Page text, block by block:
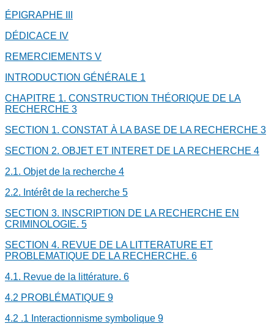
ÉPIGRAPHE
DÉDICACE IV
REMERCIEMENTS V
INTRODUCTION GÉNÉRALE 1
CHAPITRE 1. CONSTRUCTION THÉORIQUE DE LA
RECHERCHE 3
SECTION 1. CONSTAT À LA BASE DE LA RECHERCHE 3
SECTION 2. OBJET ET INTERET DE LA RECHERCHE 4
2.1. Objet de la recherche 4
2.2. Intérêt de la recherche 5
SECTION 3. INSCRIPTION DE LA RECHERCHE EN
CRIMINOLOGIE. 5
SECTION 4. REVUE DE LA LITTERATURE ET
PROBLEMATIQUE DE LA RECHERCHE. 6
4.1. Revue de la littérature. 6
4.2 PROBLÉMATIQUE 9
4.2 .1 Interactionnisme symbolique 9